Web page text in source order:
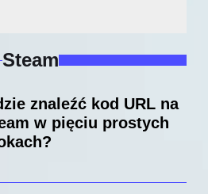
Steam
znaleźć kod URL na
w pięciu prostych